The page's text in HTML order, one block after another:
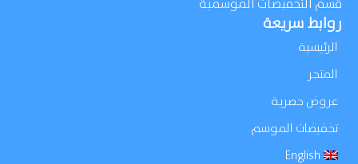
قسم التخفيضات الموسمية
روابط سريعة
الرئيسية
المتجر
عروض حصرية
تخفيضات الموسم
English